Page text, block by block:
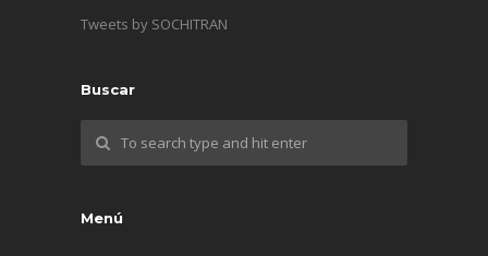
Tweets by SOCHITRAN
Buscar
Menú